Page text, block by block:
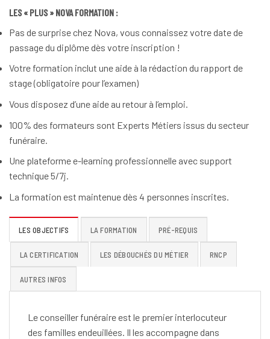
LES « PLUS » NOVA FORMATION :
Pas de surprise chez Nova, vous connaissez votre date de
passage du diplôme dès votre inscription !
Votre formation inclut une aide à la rédaction du rapport de
stage (obligatoire pour l’examen)
Vous disposez d’une aide au retour à l’emploi.
100% des formateurs sont Experts Métiers issus du secteur
funéraire.
Une plateforme e-learning professionnelle avec support
technique 5/7j.
La formation est maintenue dès 4 personnes inscrites.
LES OBJECTIFS LA FORMATION PRÉ-REQUIS
LA CERTIFICATION LES DÉBOUCHÉS DU MÉTIER RNCP
AUTRES INFOS
Le conseiller funéraire est le premier interlocuteur
des familles endeuillées. Il les accompagne dans